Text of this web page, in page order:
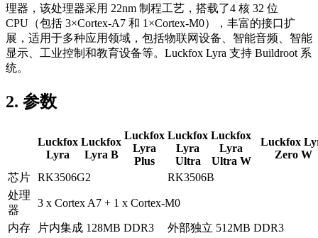
理器，该处理器采用 22nm 制程工艺，搭载了4 核 32 位
CPU（包括 3×Cortex-A7 和 1×Cortex-M0），丰富的接口扩
展，适用于多种应用领域，包括物联网设备、智能音频、智能
显示、工业控制和教育设备等。Luckfox Lyra 支持 Buildroot 系
统。
2. 参数
Luckfox
Lyra
Luckfox
Lyra B
Luckfox
Lyra
Plus
Luckfox
Lyra
Ultra
Luckfox
Lyra
Ultra W
Luckfox
Zero W
芯片 RK3506G2
RK3506B
处理
器
3 x Cortex A7 + 1 x Cortex-M0
内存 片内集成 128MB DDR3 外部独立 512MB DDR3